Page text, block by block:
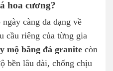
hoa cương?
ngày càng đa dạng về
cầu riêng của từng gia
mộ bằng đá granite còn
bền lâu dài, chống chịu